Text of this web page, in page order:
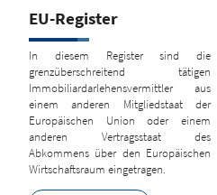
EU-Register
In diesem Register sind die
grenzüberschreitend tätigen
Immobiliardarlehensvermittler aus
einem anderen Mitgliedstaat der
Europäischen Union oder einem
anderen Vertragsstaat des
Abkommens über den Europäischen
Wirtschaftsraum eingetragen.